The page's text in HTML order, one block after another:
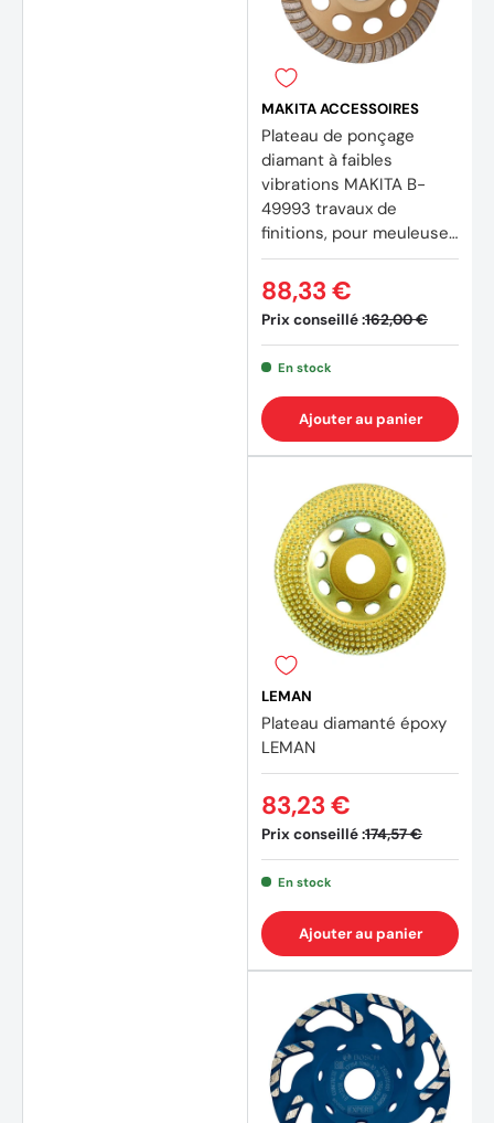
MAKITA ACCESSOIRES
Plateau de ponçage
diamant à faibles
vibrations MAKITA B-
49993 travaux de
finitions, pour meuleuses
Ø 125 et 230 mm
Prix conseillé :162,00 €
88,33 €
En stock
Ajouter au panier
LEMAN
Plateau diamanté époxy
LEMAN
Prix conseillé :174,57 €
83,23 €
En stock
Ajouter au panier